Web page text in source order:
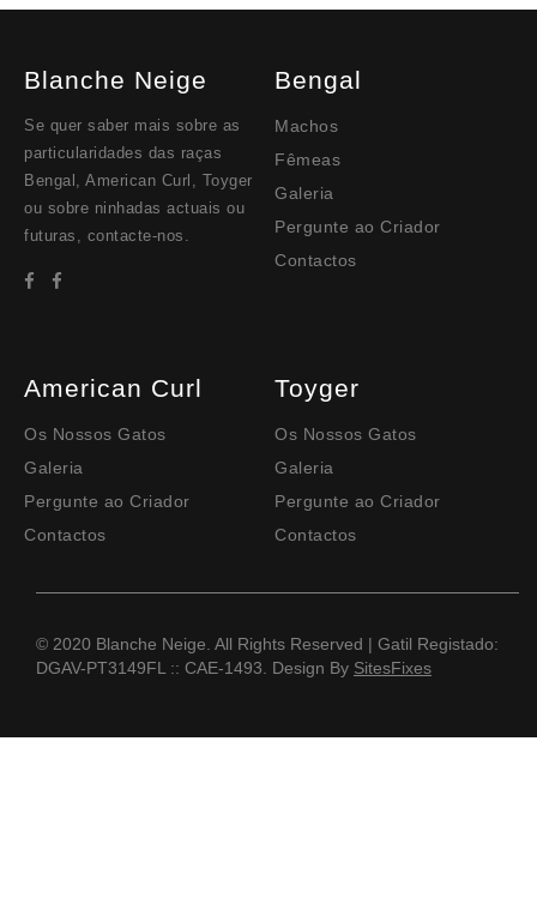
Blanche Neige
Se quer saber mais sobre as
particularidades das raças
Bengal, American Curl, Toyger
ou sobre ninhadas actuais ou
futuras, contacte-nos.
Bengal
Machos
Fêmeas
Galeria
Pergunte ao Criador
Contactos
American Curl
Os Nossos Gatos
Galeria
Pergunte ao Criador
Contactos
Toyger
Os Nossos Gatos
Galeria
Pergunte ao Criador
Contactos
© 2020 Blanche Neige. All Rights Reserved | Gatil Registado:
DGAV-PT3149FL :: CAE-1493. Design By SitesFixes